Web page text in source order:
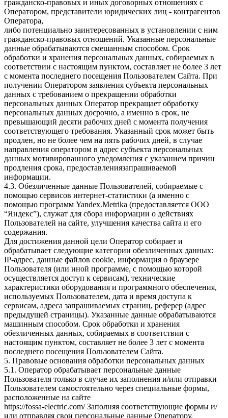
гражданско-правовых и иных договорных отношениях с
Оператором, представители юридических лиц - контрагентов
Оператора,
либо потенциально заинтересованных в установлении с ним
гражданско-правовых отношений. Указанные персональные
данные обрабатываются смешанным способом. Срок
обработки и хранения персональных данных, собираемых в
соответствии с настоящим пунктом, составляет не более 3 лет
с момента последнего посещения Пользователем Сайта. При
получении Оператором заявления субъекта персональных
данных с требованием о прекращении обработки
персональных данных Оператор прекращает обработку
персональных данных досрочно, а именно в срок, не
превышающий десяти рабочих дней с момента получения
соответствующего требования. Указанный срок может быть
продлен, но не более чем на пять рабочих дней, в случае
направления оператором в адрес субъекта персональных
данных мотивированного уведомления с указанием причин
продления срока, предоставлениязапрашиваемой
информации.
4.3. Обезличенные данные Пользователей, собираемые с
помощью сервисов интернет-статистики (а именно с
помощью программ Yandex.Metrika (предоставляется ООО
“Яндекс”), служат для сбора информации о действиях
Пользователей на сайте, улучшения качества сайта и его
содержания.
Для достижения данной цели Оператор собирает и
обрабатывает следующие категории обезличенных данных:
IP-адрес, данные файлов cookie, информация о браузере
Пользователя (или иной программе, с помощью которой
осуществляется доступ к сервисам), технические
характеристики оборудования и программного обеспечения,
используемых Пользователем, дата и время доступа к
сервисам, адреса запрашиваемых страниц, реферер (адрес
предыдущей страницы). Указанные данные обрабатываются
машинным способом. Срок обработки и хранения
обезличенных данных, собираемых в соответствии с
настоящим пунктом, составляет не более 3 лет с момента
последнего посещения Пользователем Сайта.
5. Правовые основания обработки персональных данных
5.1. Оператор обрабатывает персональные данные
Пользователя только в случае их заполнения и/или отправки
Пользователем самостоятельно через специальные формы,
расположенные на сайте
https://fossa-electric.com/ Заполняя соответствующие формы и/
или отправляя свои персональные данные Оператору,